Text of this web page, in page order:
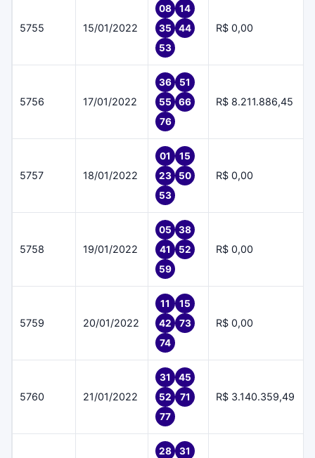
5755 15/01/2022
08
14
35
44
53
R$ 0,00
5756 17/01/2022
36
51
55
66
76
R$ 8.211.886,45
5757 18/01/2022
01
15
23
50
53
R$ 0,00
5758 19/01/2022
05
38
41
52
59
R$ 0,00
5759 20/01/2022
11
15
42
73
74
R$ 0,00
5760 21/01/2022
31
45
52
71
77
R$ 3.140.359,49
28
31